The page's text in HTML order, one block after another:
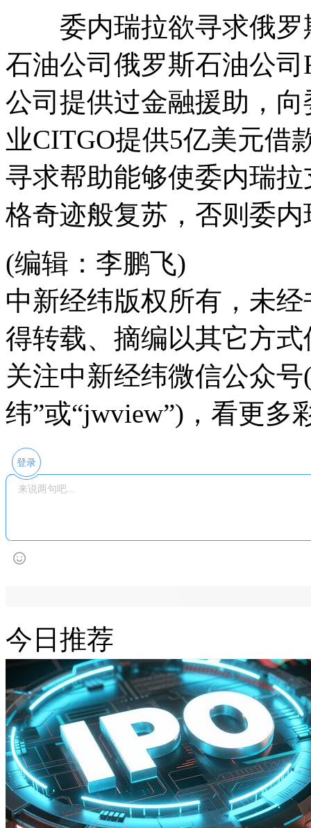
委内瑞拉欲寻求俄罗
石油公司俄罗斯石油公
公司提供过金融援助，
业CITGO提供5亿美元借
寻求帮助能够使委内瑞
格奇迹般复苏，否则委
(编辑：李鹏飞)
中新经纬版权所有，未
得转载、摘编以其它方式
关注中新经纬微信公众
纬”或“jwview”)，看更多
登录
今日推荐